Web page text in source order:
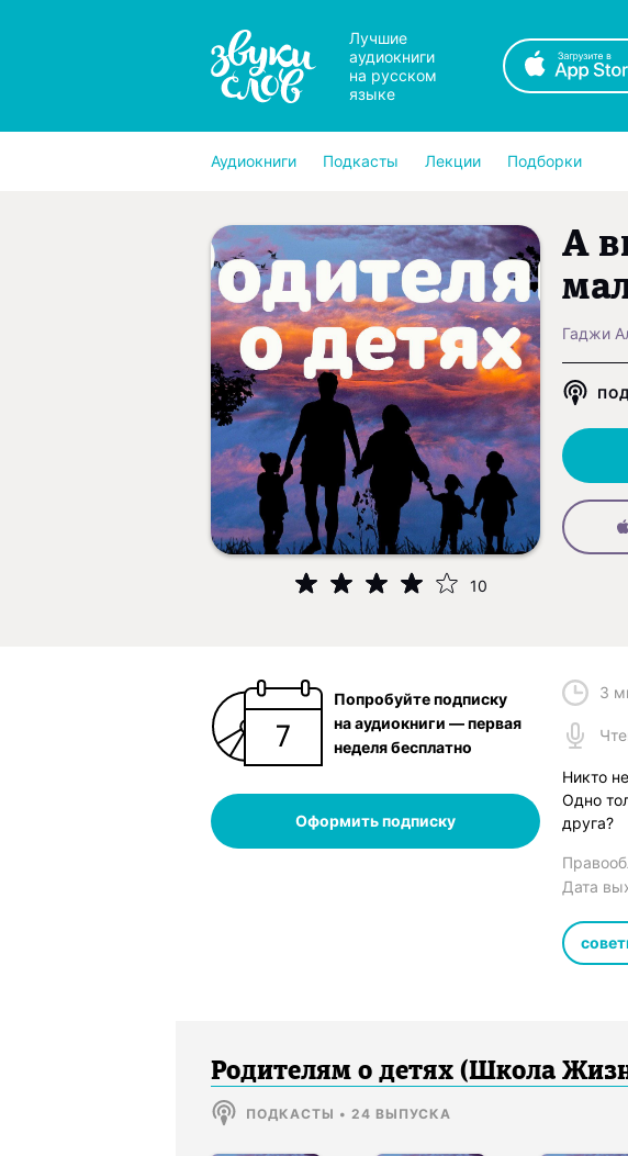
Лучшие
аудиокниги
на русском
языке
Аудиокниги Подкасты Лекции Подборки
10
А
Гаджи
Попробуйте подписку
на аудиокниги — первая
неделя бесплатно
Оформить подписку
3
Никто
Одно
друга?
Дата
Родителям о детях (Школа
ПОДКАСТЫ • 24 ВЫПУСКА